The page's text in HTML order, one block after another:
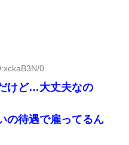
0
けど…大丈夫なの
の待遇で雇ってるん